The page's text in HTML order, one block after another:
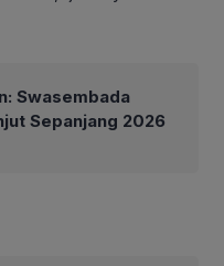
Swasembada
Sepanjang 2026